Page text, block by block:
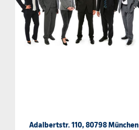
Adalbertstr. 110, 80798 München